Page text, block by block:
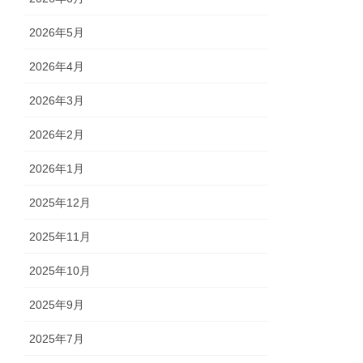
2026年5月
2026年4月
2026年3月
2026年2月
2026年1月
2025年12月
2025年11月
2025年10月
2025年9月
2025年7月